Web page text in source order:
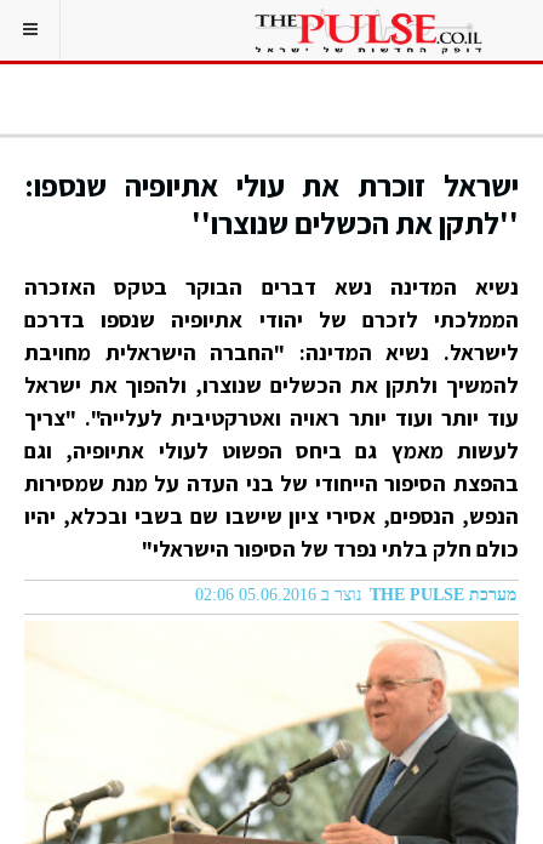
ישראל זוכרת את עולי אתיופיה שנספו:
''לתקן את הכשלים שנוצרו''
נשיא המדינה נשא דברים הבוקר בטקס האזכרה
הממלכתי לזכרם של יהודי אתיופיה שנספו בדרכם
לישראל. נשיא המדינה: "החברה הישראלית מחויבת
להמשיך ולתקן את הכשלים שנוצרו, ולהפוך את ישראל
עוד יותר ועוד יותר ראויה ואטרקטיבית לעלייה". "צריך
לעשות מאמץ גם ביחס הפשוט לעולי אתיופיה, וגם
בהפצת הסיפור הייחודי של בני העדה על מנת שמסירות
הנפש, הנספים, אסירי ציון שישבו שם בשבי ובכלא, יהיו
כולם חלק בלתי נפרד של הסיפור הישראלי"
מערכת THE PULSE נוצר ב 05.06.2016 02:06